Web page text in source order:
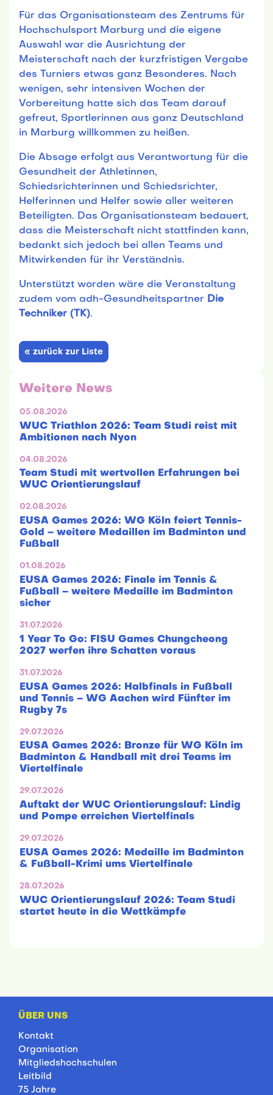
Für das Organisationsteam des Zentrums für
Hochschulsport Marburg und die eigene
Auswahl war die Ausrichtung der
Meisterschaft nach der kurzfristigen Vergabe
des Turniers etwas ganz Besonderes. Nach
wenigen, sehr intensiven Wochen der
Vorbereitung hatte sich das Team darauf
gefreut, Sportlerinnen aus ganz Deutschland
in Marburg willkommen zu heißen.
Die Absage erfolgt aus Verantwortung für die
Gesundheit der Athletinnen,
Schiedsrichterinnen und Schiedsrichter,
Helferinnen und Helfer sowie aller weiteren
Beteiligten. Das Organisationsteam bedauert,
dass die Meisterschaft nicht stattfinden kann,
bedankt sich jedoch bei allen Teams und
Mitwirkenden für ihr Verständnis.
Unterstützt worden wäre die Veranstaltung
zudem vom adh-Gesundheitspartner
Die
Techniker (TK).
« zurück zur Liste
Weitere News
05.08.2026
WUC Triathlon 2026: Team Studi reist mit
Ambitionen nach Nyon
04.08.2026
Team Studi mit wertvollen Erfahrungen bei
WUC Orientierungslauf
02.08.2026
EUSA Games 2026: WG Köln feiert Tennis-
Gold – weitere Medaillen im Badminton und
Fußball
01.08.2026
EUSA Games 2026: Finale im Tennis &
Fußball – weitere Medaille im Badminton
sicher
31.07.2026
1 Year To Go: FISU Games Chungcheong
2027 werfen ihre Schatten voraus
31.07.2026
EUSA Games 2026: Halbfinals in Fußball
und Tennis – WG Aachen wird Fünfter im
Rugby 7s
29.07.2026
EUSA Games 2026: Bronze für WG Köln im
Badminton & Handball mit drei Teams im
Viertelfinale
29.07.2026
Auftakt der WUC Orientierungslauf: Lindig
und Pompe erreichen Viertelfinals
29.07.2026
EUSA Games 2026: Medaille im Badminton
& Fußball-Krimi ums Viertelfinale
28.07.2026
WUC Orientierungslauf 2026: Team Studi
startet heute in die Wettkämpfe
ÜBER UNS
Kontakt
Organisation
Mitgliedshochschulen
Leitbild
75 Jahre